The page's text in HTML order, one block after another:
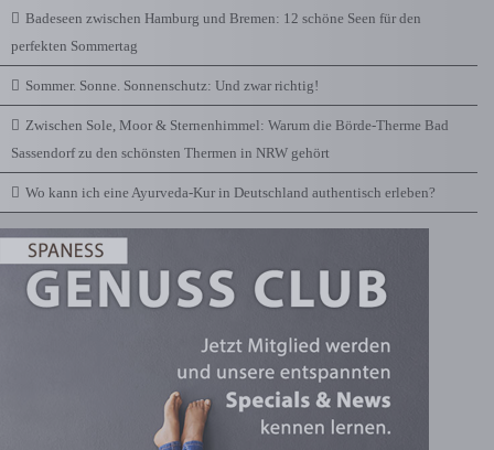
Badeseen zwischen Hamburg und Bremen: 12 schöne Seen für den
perfekten Sommertag
Sommer. Sonne. Sonnenschutz: Und zwar richtig!
Zwischen Sole, Moor & Sternenhimmel: Warum die Börde-Therme Bad
Sassendorf zu den schönsten Thermen in NRW gehört
Wo kann ich eine Ayurveda-Kur in Deutschland authentisch erleben?